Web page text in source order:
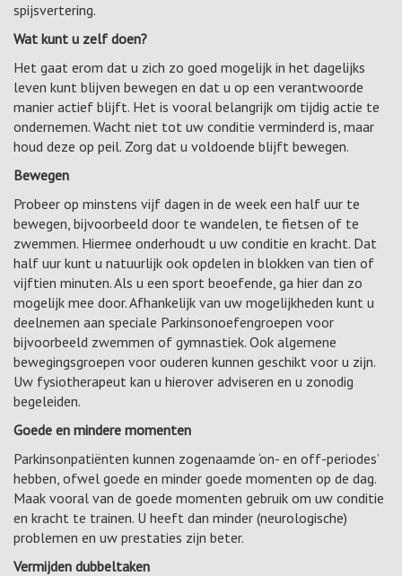
spijsvertering.
Wat kunt u zelf doen?
Het gaat erom dat u zich zo goed mogelijk in het dagelijks
leven kunt blijven bewegen en dat u op een verantwoorde
manier actief blijft. Het is vooral belangrijk om tijdig actie te
ondernemen. Wacht niet tot uw conditie verminderd is, maar
houd deze op peil. Zorg dat u voldoende blijft bewegen.
Bewegen
Probeer op minstens vijf dagen in de week een half uur te
bewegen, bijvoorbeeld door te wandelen, te fietsen of te
zwemmen. Hiermee onderhoudt u uw conditie en kracht. Dat
half uur kunt u natuurlijk ook opdelen in blokken van tien of
vijftien minuten. Als u een sport beoefende, ga hier dan zo
mogelijk mee door. Afhankelijk van uw mogelijkheden kunt u
deelnemen aan speciale Parkinsonoefengroepen voor
bijvoorbeeld zwemmen of gymnastiek. Ook algemene
bewegingsgroepen voor ouderen kunnen geschikt voor u zijn.
Uw fysiotherapeut kan u hierover adviseren en u zonodig
begeleiden.
Goede en mindere momenten
Parkinsonpatiënten kunnen zogenaamde ‘on- en off-periodes’
hebben, ofwel goede en minder goede momenten op de dag.
Maak vooral van de goede momenten gebruik om uw conditie
en kracht te trainen. U heeft dan minder (neurologische)
problemen en uw prestaties zijn beter.
Vermijden dubbeltaken